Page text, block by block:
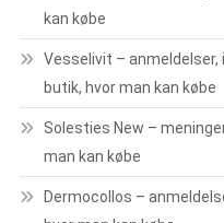
kan købe
Vesselivit – anmeldelser,
butik, hvor man kan købe
Solesties New –
man kan købe
Dermocollos –